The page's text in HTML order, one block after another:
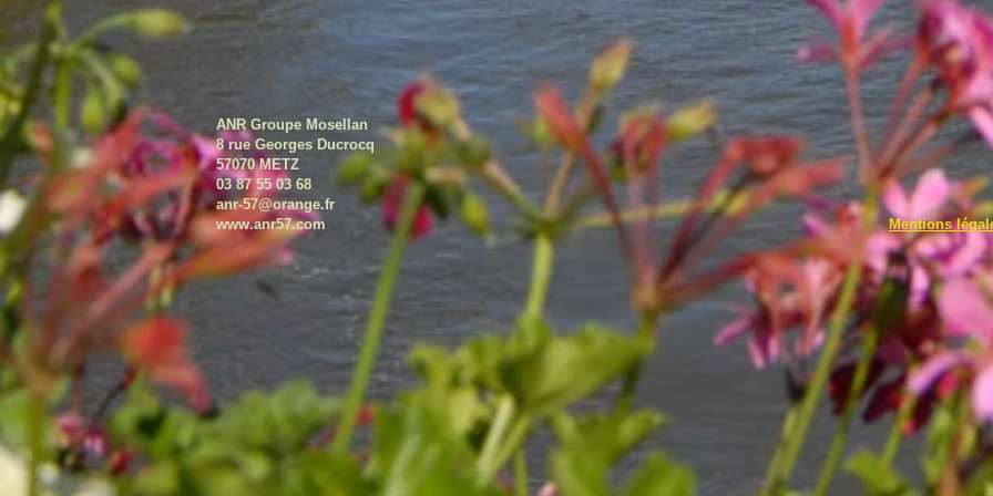
ANR Groupe Mosellan
8 rue Georges Ducrocq
57070 METZ
03 87 55 03 68
anr-57@orange.fr
www.anr57.comMentions